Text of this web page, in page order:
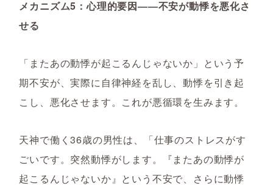
メカニズム5：心理的要因――不安が動悸を悪化さ
せる
「またあの動悸が起こるんじゃないか」という予
期不安が、実際に自律神経を乱し、動悸を引き起
こし、悪化させます。これが悪循環を生みます。
天神で働く36歳の男性は、「仕事のストレスがす
ごいです。突然動悸がします。『またあの動悸が
起こるんじゃないか』という不安で、さらに動悸